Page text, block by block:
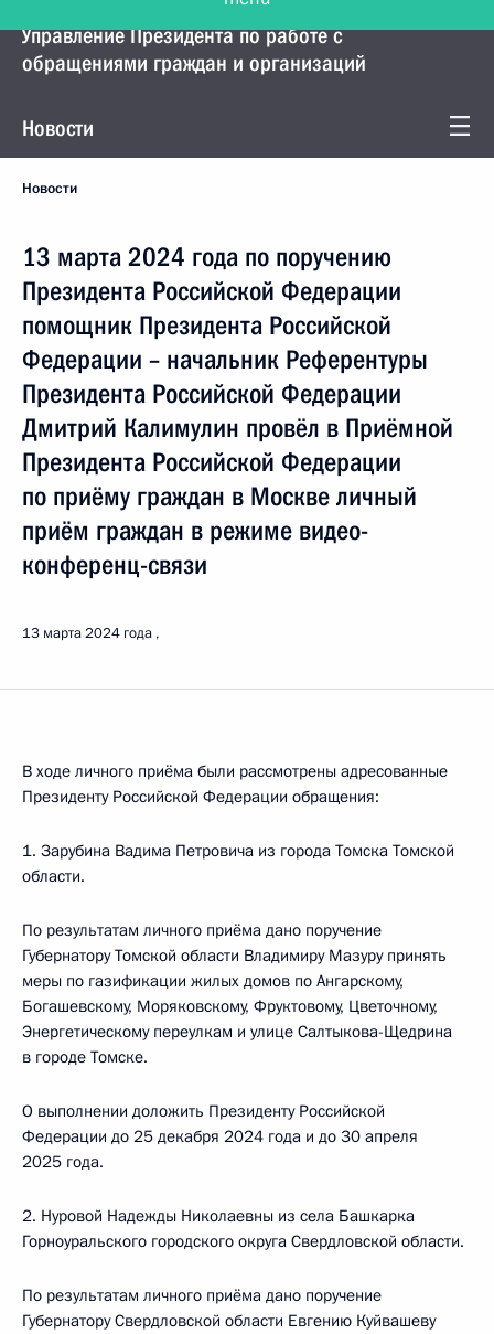
Управление Президента по работе с
обращениями граждан и организаций
Новости
Новости
13 марта 2024 года по поручению
Президента Российской Федерации
помощник Президента Российской
Федерации – начальник Референтуры
Президента Российской Федерации
Дмитрий Калимулин провёл в Приёмной
Президента Российской Федерации
по приёму граждан в Москве личный
приём граждан в режиме видео-
конференц-связи
13 марта 2024 года
В ходе личного приёма были рассмотрены адресованные
Президенту Российской Федерации обращения:
1. Зарубина Вадима Петровича из города Томска Томской
области.
По результатам личного приёма дано поручение
Губернатору Томской области Владимиру Мазуру принять
меры по газификации жилых домов по Ангарскому,
Богашевскому, Моряковскому, Фруктовому, Цветочному,
Энергетическому переулкам и улице Салтыкова-Щедрина
в городе Томске.
О выполнении доложить Президенту Российской
Федерации до 25 декабря 2024 года и до 30 апреля
2025 года.
2. Нуровой Надежды Николаевны из села Башкарка
Горноуральского городского округа Свердловской области.
По результатам личного приёма дано поручение
Губернатору Свердловской области Евгению Куйвашеву